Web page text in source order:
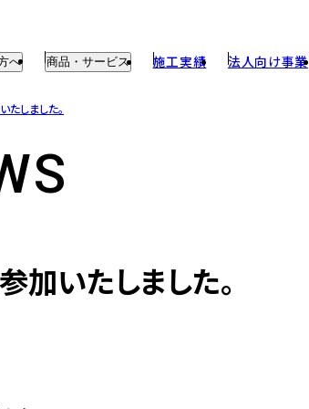
へ
へ
商品・サービス
注文住宅
リフォーム・リノベーション
施工実績 法人向け事業
しました。
加いたしました。